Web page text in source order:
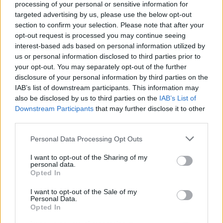
processing of your personal or sensitive information for
targeted advertising by us, please use the below opt-out
section to confirm your selection. Please note that after your
opt-out request is processed you may continue seeing
interest-based ads based on personal information utilized by
us or personal information disclosed to third parties prior to
your opt-out. You may separately opt-out of the further
disclosure of your personal information by third parties on the
IAB’s list of downstream participants. This information may
also be disclosed by us to third parties on the IAB’s List of
Downstream Participants that may further disclose it to other
Personal Data Processing Opt Outs
I want to opt-out of the Sharing of my
personal data.
Opted In
I want to opt-out of the Sale of my
Personal Data.
Opted In
marshimin pa u ndalur:
Shqipëria e rinisë, jo e
partisë!
po u vjen fundi?
Meteorologia tregon se
kur nis rënia e
temperaturave
Zjarri në Krujë, Nufi dhe
Lamallari: Forcat po
ndërhyjnë nga toka dhe
E ndoqi me automatik dhe
vrau mikun e fëmijërisë,
identifikohet autori i
kërkim